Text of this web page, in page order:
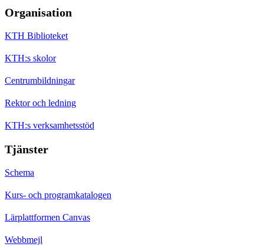
Organisation
KTH Biblioteket
KTH:s skolor
Centrumbildningar
Rektor och ledning
KTH:s verksamhetsstöd
Tjänster
Schema
Kurs- och programkatalogen
Lärplattformen Canvas
Webbmejl